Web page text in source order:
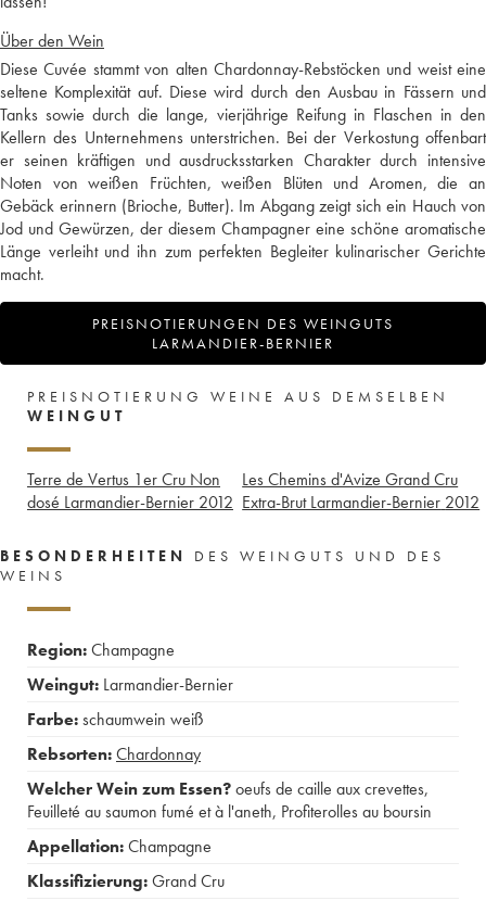
Über den Wein
Diese Cuvée stammt von alten Chardonnay-Rebstöcken und weist eine
seltene Komplexität auf. Diese wird durch den Ausbau in Fässern und
Tanks sowie durch die lange, vierjährige Reifung in Flaschen in den
Kellern des Unternehmens unterstrichen. Bei der Verkostung offenbart
er seinen kräftigen und ausdrucksstarken Charakter durch intensive
Noten von weißen Früchten, weißen Blüten und Aromen, die an
Gebäck erinnern (Brioche, Butter). Im Abgang zeigt sich ein Hauch von
Jod und Gewürzen, der diesem Champagner eine schöne aromatische
Länge verleiht und ihn zum perfekten Begleiter kulinarischer Gerichte
macht.
PREISNOTIERUNGEN DES WEINGUTS
LARMANDIER-BERNIER
PREISNOTIERUNG WEINE AUS DEMSELBEN
WEINGUT
Terre de Vertus 1er Cru Non
dosé Larmandier-Bernier 2012
Les Chemins d'Avize Grand Cru
Extra-Brut Larmandier-Bernier 2012
BESONDERHEITEN
DES WEINGUTS UND DES
WEINS
Region:Champagne
Weingut: Larmandier-Bernier
Farbe:schaumwein weiß
Rebsorten:Chardonnay
Welcher Wein zum Essen?oeufs de caille aux crevettes,
Feuilleté au saumon fumé et à l'aneth, Profiterolles au boursin
Appellation:Champagne
Klassifizierung:Grand Cru